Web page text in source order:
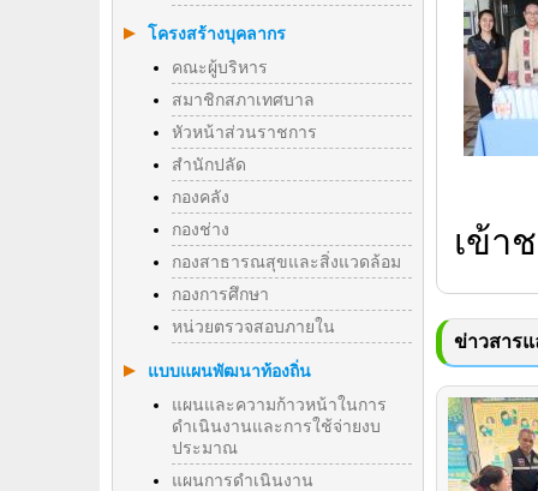
โครงสร้างบุคลากร
คณะผู้บริหาร
สมาชิกสภาเทศบาล
หัวหน้าส่วนราชการ
สำนักปลัด
กองคลัง
กองช่าง
กองสาธารณสุขและสิ่งแวดล้อม
กองการศึกษา
หน่วยตรวจสอบภายใน
แบบแผนพัฒนาท้องถิ่น
แผนและความก้าวหน้าในการ
ดำเนินงานและการใช้จ่ายงบ
ประมาณ
แผนการดำเนินงาน
เข้า
ข่าวสาร